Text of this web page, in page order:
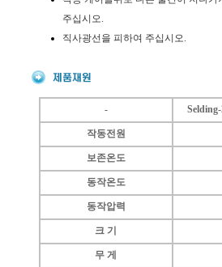
주십시오.
직사광선을 피하여 주십시오.
-
작동전원
보존온도
동작온도
동작압력
크 기
무 게